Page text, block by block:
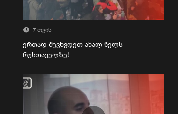
7 თვის
ერთად შევხვდეთ ახალ წელს
რუსთაველზე!